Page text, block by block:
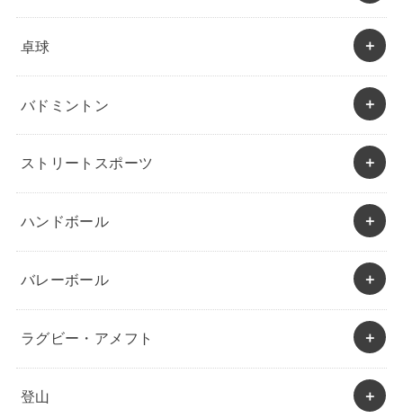
卓球
バドミントン
ストリートスポーツ
ハンドボール
バレーボール
ラグビー・アメフト
登山